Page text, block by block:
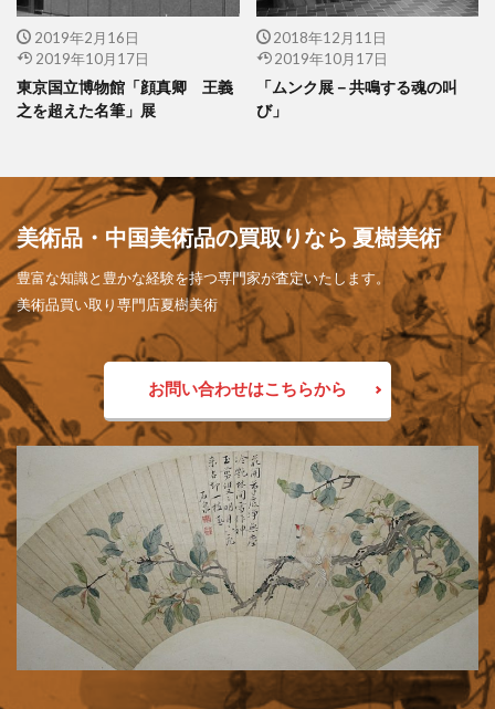
2019年2月16日
2019年10月17日
東京国立博物館「顔真卿 王義
之を超えた名筆」展
2018年12月11日
2019年10月17日
「ムンク展－共鳴する魂の叫
び」
美術品・中国美術品の買取りなら 夏樹美術
豊富な知識と豊かな経験を持つ専門家が査定いたします。
美術品買い取り専門店夏樹美術
お問い合わせはこちらから